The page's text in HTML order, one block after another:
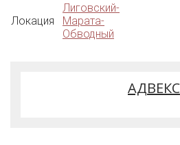
Оперативные показы по
Локация
Лиговский-
Марата-
Обводный
АДВЕКС